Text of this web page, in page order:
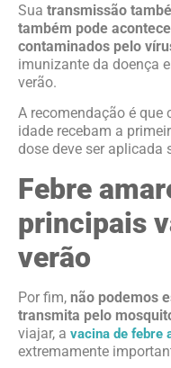
Sua transmissão
também pode
contaminados pelo
imunizante da doença
verão.
A recomendação é que
idade recebam a
dose deve ser aplicada
Febre
principais
verão
Por fim, não podemos
transmita pelo
viajar, a vacina de febre
extremamente